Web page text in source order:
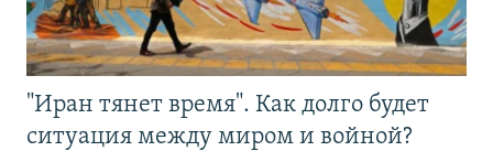
"Иран тянет время". Как долго будет
ситуация между миром и войной?